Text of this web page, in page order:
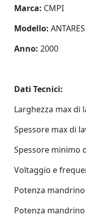
Marca: CMPI
Modello:
Anno: 2000
Dati Tecnici:
Larghezza max di
Spessore max di
Spessore minimo
Voltaggio e
Potenza
Potenza